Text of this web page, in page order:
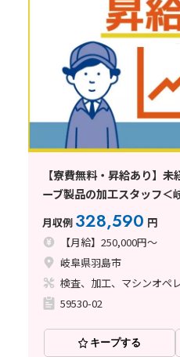
【寮費無料・昇給あり】
ーブ製品の加工スタッフ
月収例 328,590 円
【月給】250,000円～
岐阜県羽島市
59530-02
キープする